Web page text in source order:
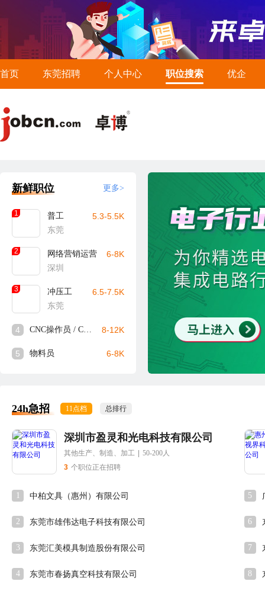
首页 东莞招聘 个人中心 职位搜索 优企
新鲜职位 更多>
1
普工
东莞
5.3-5.5K
2
网络营销运营
深圳
6-8K
3
冲压工
东莞
6.5-7.5K
4 CNC操作员 / CNC师傅 8-12K
5 物料员 6-8K
24h急招 11点档 总排行
深圳市盈灵和光电科技有限公司
其他生产、制造、加工
50-200人
3 个职位正在招聘
1 中柏文具（惠州）有限公司
2 东莞市雄伟达电子科技有限公司
3 东莞汇美模具制造股份有限公司
4 东莞市春扬真空科技有限公司
5
6
7
8